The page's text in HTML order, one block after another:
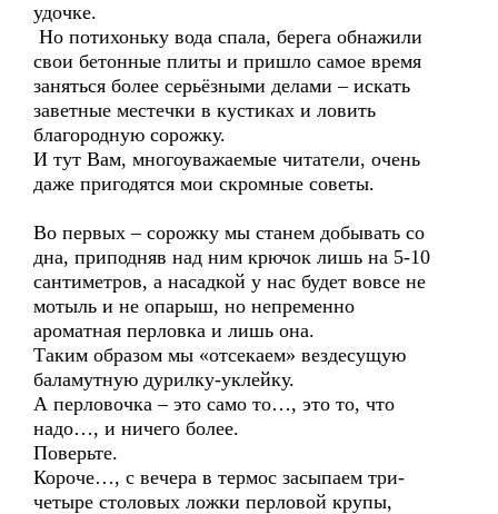
удочке.
Но потихоньку вода спала, берега обнажили
свои бетонные плиты и пришло самое время
заняться более серьёзными делами – искать
заветные местечки в кустиках и ловить
благородную сорожку.
И тут Вам, многоуважаемые читатели, очень
даже пригодятся мои скромные советы.
Во первых – сорожку мы станем добывать со
дна, приподняв над ним крючок лишь на 5-10
сантиметров, а насадкой у нас будет вовсе не
мотыль и не опарыш, но непременно
ароматная перловка и лишь она.
Таким образом мы «отсекаем» вездесущую
баламутную дурилку-уклейку.
А перловочка – это само то…, это то, что
надо…, и ничего более.
Поверьте.
Короче…, с вечера в термос засыпаем три-
четыре столовых ложки перловой крупы,